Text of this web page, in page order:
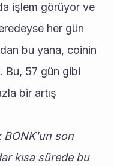
işlem görüyor ve
her gün
bu yana, coinin
Bu, 57 gün gibi
bir artış
BONK'un son
kısa sürede bu